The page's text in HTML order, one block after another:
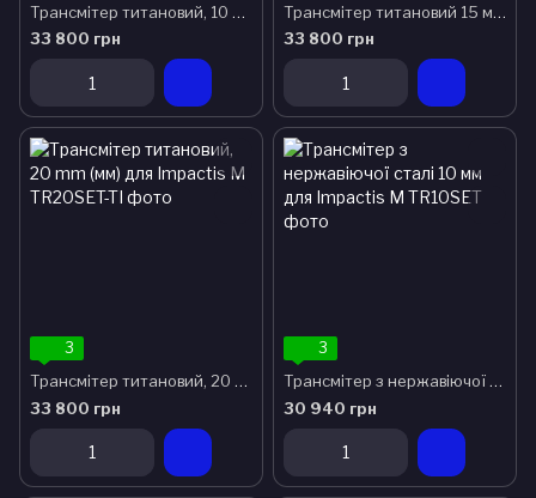
Трансмітер титановий, 10 mm (мм)– для Impactis M
33 800 грн
Трансмітер титановий 15 мм для Impactis M
33 800 грн
3
Трансмітер титановий, 20 mm (мм) для Impactis M
33 800 грн
3
Трансмітер з нержавіючої сталі 10 мм для Impactis M
30 940 грн